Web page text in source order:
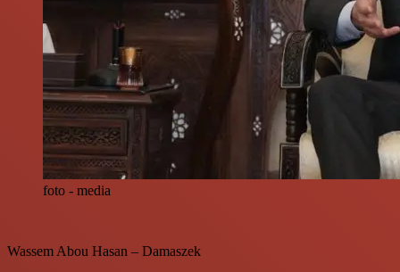
foto - media
Wassem Abou Hasan – Damaszek